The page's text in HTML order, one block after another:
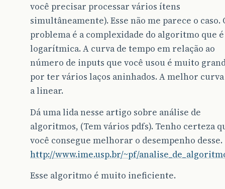
você precisar processar vários ítens
simultâneamente). Esse não me parece o caso.
problema é a complexidade do algoritmo que é
logarítmica. A curva de tempo em relação ao
número de inputs que você usou é muito
por ter vários laços aninhados. A melhor
a linear.
Dá uma lida nesse artigo sobre análise de
algoritmos, (Tem vários pdfs). Tenho certeza
você consegue melhorar o desempenho desse.
http://www.ime.usp.br/~pf/
Esse algoritmo é muito ineficiente.